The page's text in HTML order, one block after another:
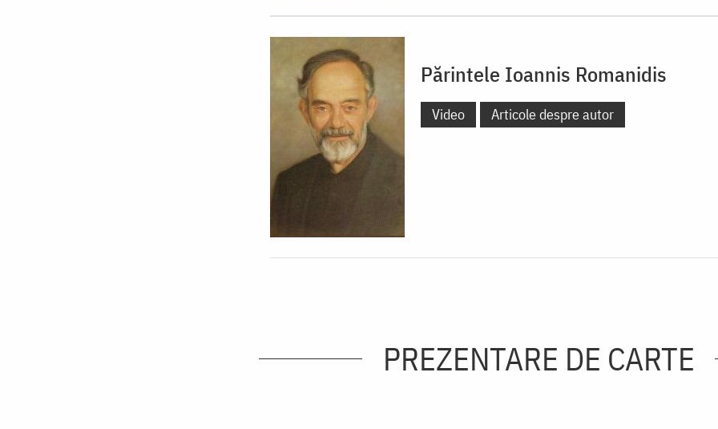
Părintele Ioannis Romanidis
Video Articole despre autor
PREZENTARE DE CARTE